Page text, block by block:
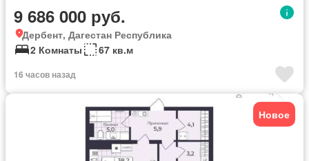
9 686 000 руб.
Дербент, Дагестан Республика
2 Комнаты
67 кв.м
16 часов назад
Новое